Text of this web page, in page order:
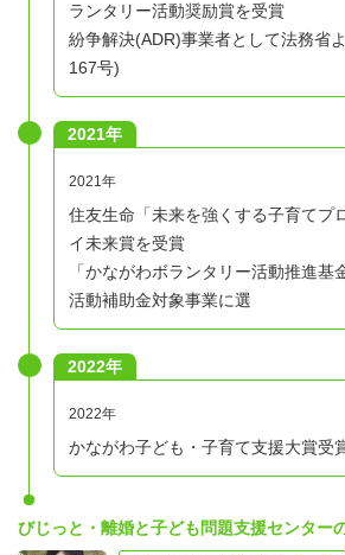
ランタリー活動奨励賞を受賞
紛争解決(ADR)事業者として法務省
167号)
2021年
2021年
住友生命「未来を強くする子育てプ
イ未来賞を受賞
「かながわボランタリー活動推進基
活動補助金対象事業に選
2022年
2022年
かながわ子ども・子育て支援大賞受
びじっと・離婚と子ども問題支援センター